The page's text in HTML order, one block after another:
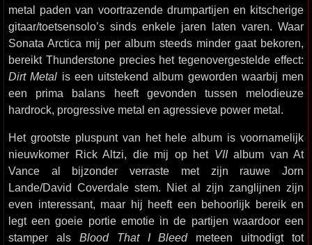
metal paden van voortrazende drumpartijen en kitscherige
gitaar/toetsensolo’s sinds enkele jaren laten varen. Waar
Sonata Arctica mij per album steeds minder gaat bekoren,
bereikt Thunderstone precies het tegenovergestelde effect:
Dirt Metal is een uitstekend album geworden waarbij men
een prima balans heeft gevonden tussen melodieuze
hardrock, progressive metal en agressieve power metal.
Het grootste pluspunt van het hele album is voornamelijk
nieuwkomer Rick Altzi, die mij op het VIIalbum van At
Vance al bijzonder verraste met zijn rauwe Jorn
Lande/David Coverdale stem. Niet al zijn zanglijnen zijn
even interessant, maar hij heeft een behoorlijk bereik en
legt een goeie portie emotie in de partijen waardoor een
stamper als Blood That I Bleedmeteen uitnodigt tot